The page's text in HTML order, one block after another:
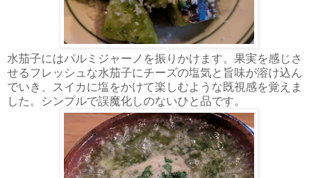
水茄子にはパルミジャーノを振りかけます。果実を感じさ
せるフレッシュな水茄子にチーズの塩気と旨味が溶け込ん
でいき、スイカに塩をかけて楽しむような既視感を覚えま
した。シンプルで誤魔化しのないひと品です。